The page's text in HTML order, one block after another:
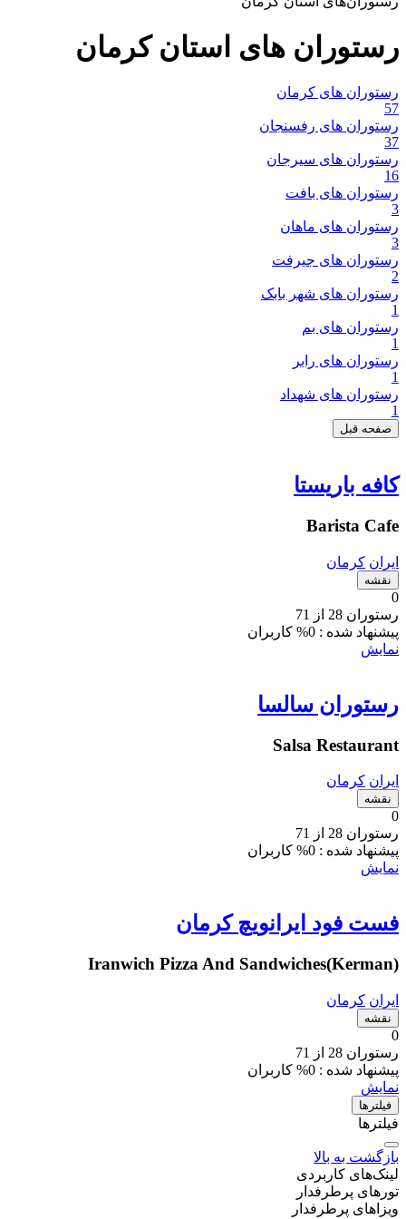
رستوران های استان کرمان
رستوران های کرمان
57
رستوران های رفسنجان
37
رستوران های سیرجان
16
رستوران های بافت
3
رستوران های ماهان
3
رستوران های جیرفت
2
رستوران های شهر بابک
1
رستوران های بم
1
رستوران های رابر
1
رستوران های شهداد
1
صفحه قبل
کافه باریستا
Barista Cafe
ایران کرمان
نقشه
0
رستوران 28 از 71
پیشنهاد شده : 0% کاربران
نمایش
رستوران سالسا
Salsa Restaurant
ایران کرمان
نقشه
0
رستوران 28 از 71
پیشنهاد شده : 0% کاربران
نمایش
فست فود ایرانویچ کرمان
Iranwich Pizza And Sandwiches(Kerman)
ایران کرمان
نقشه
0
رستوران 28 از 71
پیشنهاد شده : 0% کاربران
نمایش
فیلتر‌ها
فیلترها
بازگشت به بالا
لینک‌های کاربردی
تورهای پرطرفدار
ویزاهای پرطرفدار